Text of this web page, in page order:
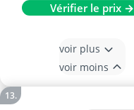
Vérifier le prix →
voir plus
voir moins